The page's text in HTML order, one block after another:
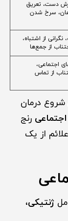
دست، تعریق
سرخ شدن
از اشتباه،
از جمع‌ها
اجتماعی،
از تماس
درمان
رنج
از یک
ژنتیکی،